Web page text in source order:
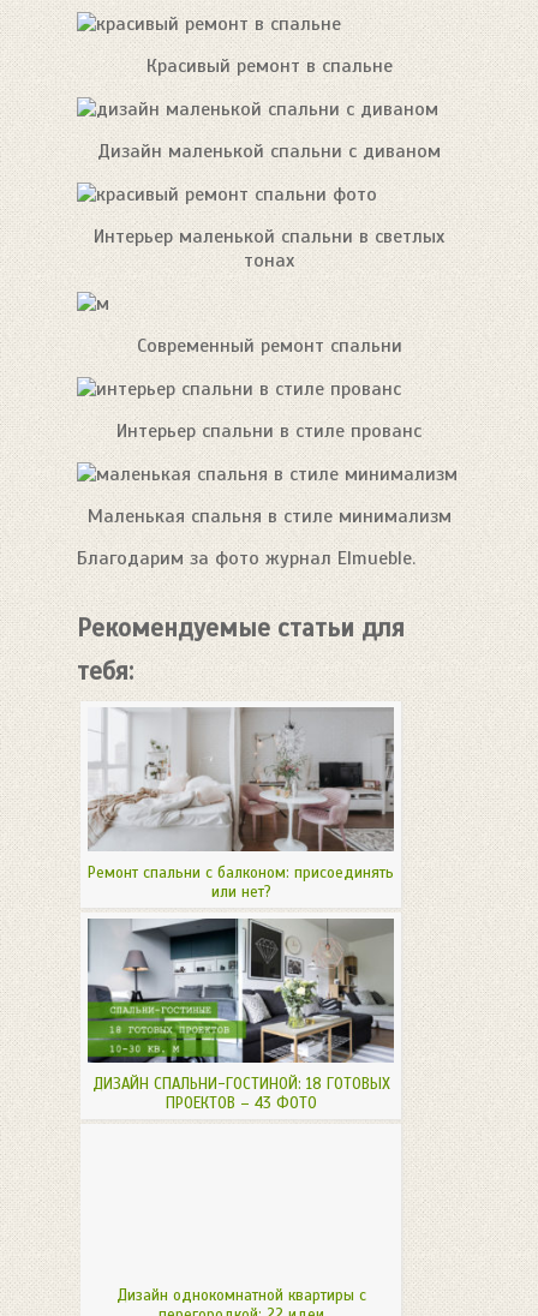
Красивый ремонт в спальне
Дизайн маленькой спальни с диваном
Интерьер маленькой спальни в светлых
тонах
Современный ремонт спальни
Интерьер спальни в стиле прованс
Маленькая спальня в стиле минимализм
Благодарим за фото журнал Еlmueble.
Рекомендуемые статьи для
тебя:
Ремонт спальни с балконом: присоединять
или нет?
ДИЗАЙН СПАЛЬНИ-ГОСТИНОЙ: 18 ГОТОВЫХ
ПРОЕКТОВ – 43 ФОТО
Дизайн однокомнатной квартиры с